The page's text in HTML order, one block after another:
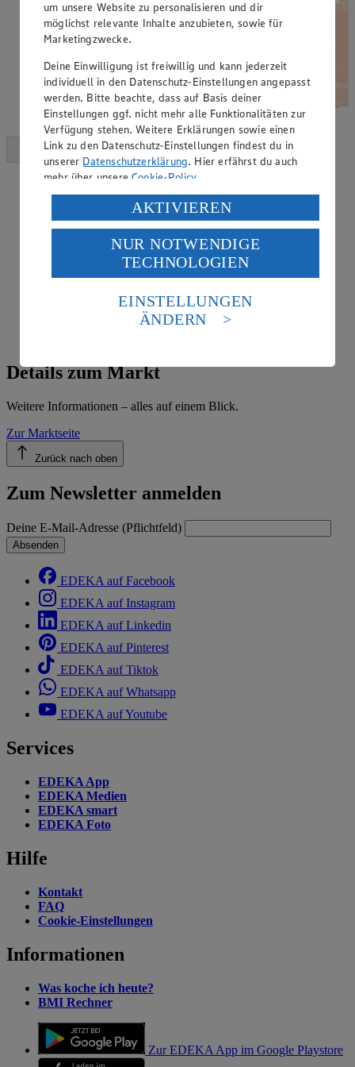
Details zum Markt
Weitere Informationen – alles auf einem Blick.
Zur Marktseite
Zurück nach oben
Zum Newsletter anmelden
Deine E-Mail-Adresse (Pflichtfeld)
Absenden
EDEKA auf Facebook
EDEKA auf Instagram
EDEKA auf Linkedin
EDEKA auf Pinterest
EDEKA auf Tiktok
EDEKA auf Whatsapp
EDEKA auf Youtube
Services
EDEKA App
EDEKA Medien
EDEKA smart
EDEKA Foto
Hilfe
Kontakt
FAQ
Cookie-Einstellungen
Informationen
Was koche ich heute?
BMI Rechner
Zur EDEKA App im Google Playstore
um unsere Website zu personalisieren und dir
möglichst relevante Inhalte anzubieten, sowie für
Marketingzwecke.
Deine Einwilligung ist freiwillig und kann jederzeit
individuell in den Datenschutz-Einstellungen angepasst
werden. Bitte beachte, dass auf Basis deiner
Einstellungen ggf. nicht mehr alle Funktionalitäten zur
Verfügung stehen. Weitere Erklärungen sowie einen
Link zu den Datenschutz-Einstellungen findest du in
unserer Datenschutzerklärung. Hier erfährst du auch
mehr über unsereCookie-Policy.
Verarbeitung deiner personenbezogenen Daten in den
USA durch Facebook und YouTube:
Wenn du auf „Aktivieren“ klickst, willigst du im Sinne
des Art. 49 Abs. 1 Satz 1 lit. a) DSGVO ein, dass deine
Daten in den USA verarbeitet werden. Der EuGH sieht
die USA als Land mit einem nach europäischen
Standards nicht angemessenen Datenschutzniveau an.
Es besteht das Risiko eines Zugriffs durch US-
Informationen zum Herausgeber der Seite findest du
AKTIVIEREN
NUR NOTWENDIGE
TECHNOLOGIEN
EINSTELLUNGEN
ÄNDERN